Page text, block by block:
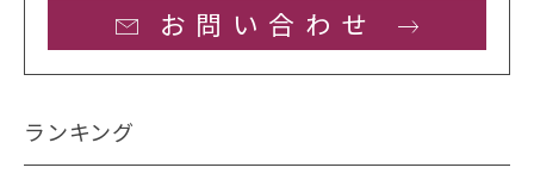
お問い合わせ
ランキング